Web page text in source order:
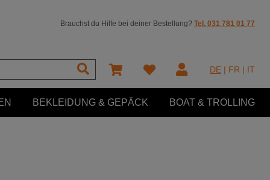
Brauchst du Hilfe bei deiner Bestellung? Tel. 031 781 01 77
DE FR IT
BEKLEIDUNG & GEPÄCK BOAT & TROLLING